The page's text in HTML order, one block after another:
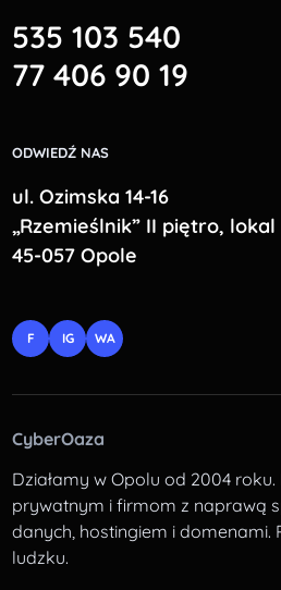
535 103 540
77 406 90 19
ODWIEDŹ NAS
ul. Ozimska 14-16
„Rzemieślnik” II piętro, lokal
45-057 Opole
F IG WA
CyberOaza
Działamy w Opolu od 2004
prywatnym i firmom z naprawą
danych, hostingiem i domenami.
ludzku.